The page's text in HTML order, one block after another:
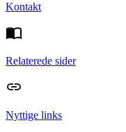
Kontakt
Relaterede sider
Nyttige links